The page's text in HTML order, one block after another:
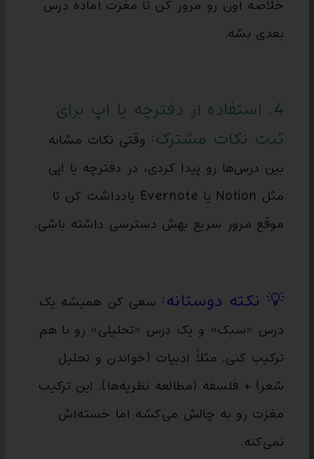
خلاصه اون رو مرور کن تا مغزت آماده درس
بعدی بشه.
4. استفاده از دفترچه یا اپ برای
ثبت نکات مشترک: وقتی نکات مشابه
بین درس‌ها رو پیدا کردی، در دفترچه یا اپی
مثل Notion یا Evernote یادداشت کن تا
موقع مرور سریع بهش دسترسی داشته باشی.
💡 نکته دوستانه: سعی کن همیشه یک
درس «سبک» و یک درس «تحلیلی» رو با هم
ترکیب کنی. مثلاً ادبیات (خواندن و تحلیل
شعر) + فلسفه (مطالعه نظریه‌ها). این ترکیب
مغزت رو به چالش می‌کشه اما خسته‌اش
نمی‌کنه.